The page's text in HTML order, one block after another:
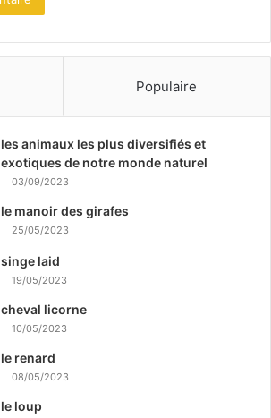
Populaire
les animaux les plus diversifiés et
exotiques de notre monde naturel
03/09/2023
le manoir des girafes
25/05/2023
singe laid
19/05/2023
cheval licorne
10/05/2023
le renard
08/05/2023
le loup